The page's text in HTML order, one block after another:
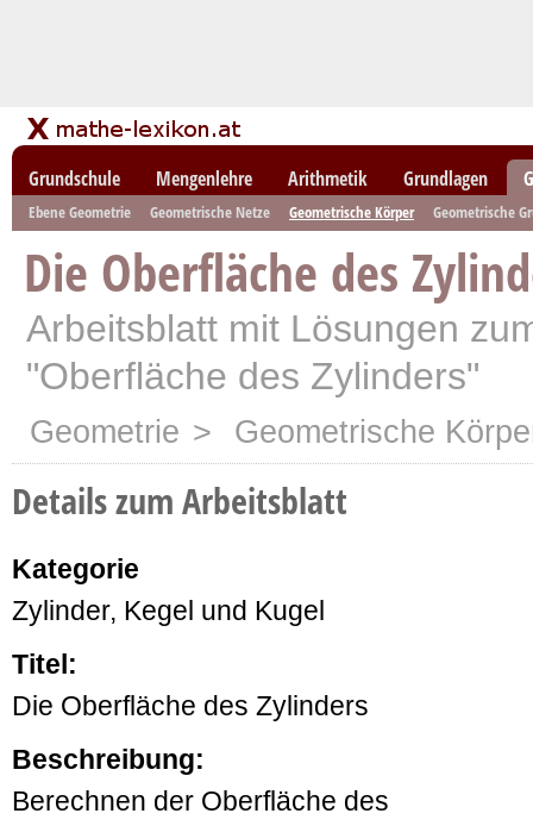
Grundschule Mengenlehre Arithmetik Grundlagen
Ebene Geometrie Geometrische Netze Geometrische Körper Geometrische
Die Oberfläche des
Arbeitsblatt mit Lösungen
"Oberfläche des Zylinders"
Geometrie > Geometrische
Details zum Arbeitsblatt
Kategorie
Zylinder, Kegel und Kugel
Titel:
Die Oberfläche des Zylinders
Beschreibung:
Berechnen der Oberfläche des